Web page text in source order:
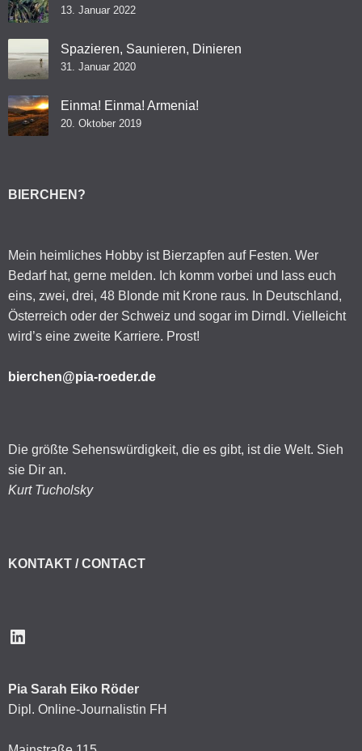
13. Januar 2022
Spazieren, Saunieren, Dinieren
31. Januar 2020
Einma! Einma! Armenia!
20. Oktober 2019
BIERCHEN?
Mein heimliches Hobby ist Bierzapfen auf Festen. Wer
Bedarf hat, gerne melden. Ich komm vorbei und lass euch
eins, zwei, drei, 48 Blonde mit Krone raus. In Deutschland,
Österreich oder der Schweiz und sogar im Dirndl. Vielleicht
wird’s eine zweite Karriere. Prost!
bierchen@pia-roeder.de
Die größte Sehenswürdigkeit, die es gibt, ist die Welt. Sieh
sie Dir an.
Kurt Tucholsky
KONTAKT / CONTACT
LinkedIn
Pia Sarah Eiko Röder
Dipl. Online-Journalistin FH